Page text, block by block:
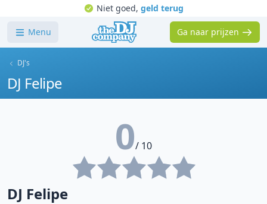
Niet goed, geld terug
Menu Ga naar prijzen
DJ's
DJ Felipe
0/ 10
DJ Felipe